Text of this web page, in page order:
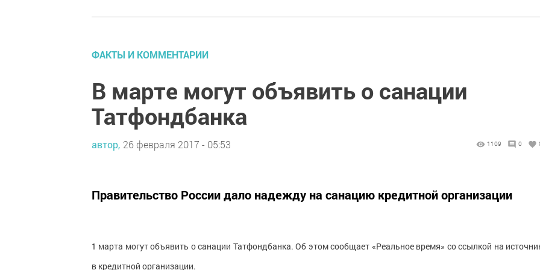
ФАКТЫ И КОММЕНТАРИИ
В марте могут объявить о санации
Татфондбанка
автор, 26 февраля 2017 - 05:53 1109 0
Правительство России дало надежду на санацию кредитной организации
1 марта могут объявить о санации Татфондбанка. Об этом сообщает «Реальное время» со ссылкой на
в кредитной организации.